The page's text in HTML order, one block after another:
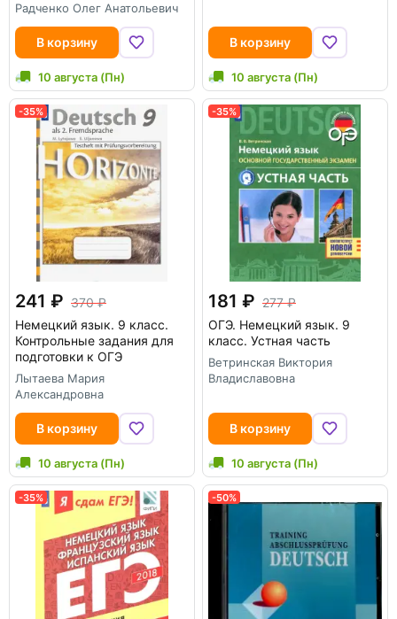
Радченко Олег Анатольевич
В корзину
10 августа (Пн)
В корзину
10 августа (Пн)
-35%
241
370
Немецкий язык. 9 класс.
Контрольные задания для
подготовки к ОГЭ
Лытаева Мария
Александровна
В корзину
10 августа (Пн)
-35%
181
277
ОГЭ. Немецкий язык. 9
класс. Устная часть
Ветринская Виктория
Владиславовна
В корзину
10 августа (Пн)
-35% -50%